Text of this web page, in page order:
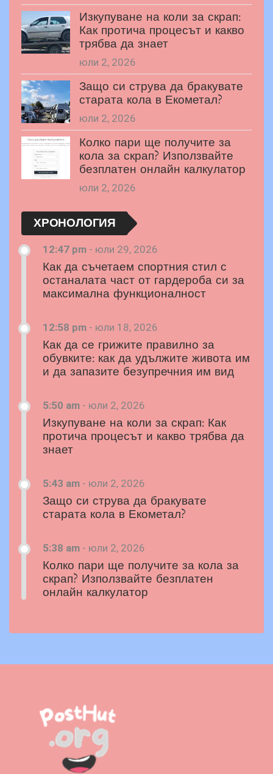
Изкупуване на коли за скрап:
Как протича процесът и какво
трябва да знает
юли 2, 2026
Защо си струва да бракувате
старата кола в Екометал?
юли 2, 2026
Колко пари ще получите за
кола за скрап? Използвайте
безплатен онлайн калкулатор
юли 2, 2026
ХРОНОЛОГИЯ
12:47 pm - юли 29, 2026
Как да съчетаем спортния стил с
останалата част от гардероба си за
максимална функционалност
12:58 pm - юли 18, 2026
Как да се грижите правилно за
обувките: как да удължите живота им
и да запазите безупречния им вид
5:50 am - юли 2, 2026
Изкупуване на коли за скрап: Как
протича процесът и какво трябва да
знает
5:43 am - юли 2, 2026
Защо си струва да бракувате
старата кола в Екометал?
5:38 am - юли 2, 2026
Колко пари ще получите за кола за
скрап? Използвайте безплатен
онлайн калкулатор